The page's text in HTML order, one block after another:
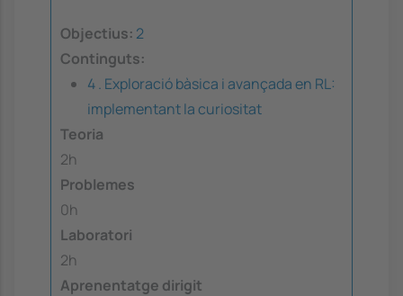
Objectius: 2
Continguts:
4 . Exploració bàsica i avançada en RL:
implementant la curiositat
Teoria
2h
Problemes
0h
Laboratori
2h
Aprenentatge dirigit